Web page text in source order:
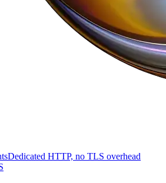
Dedicated HTTP, no TLS overhead